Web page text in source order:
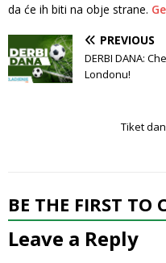
da će ih biti na obje strane.
PREVIOUS
DERBI DANA:
Londonu!
Tiket
BE THE FIRST TO
Leave a Reply